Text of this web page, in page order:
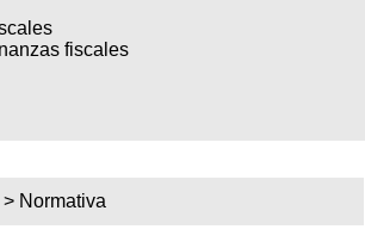
fiscales
> Normativa